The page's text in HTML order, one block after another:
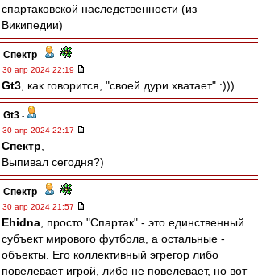
спартаковской наследственности (из
Википедии)
Спектр -
30 апр 2024 22:19
Gt3 , как говорится, "своей дури хватает" :)))
Gt3 -
30 апр 2024 22:17
Спектр
Выпивал сегодня?)
Спектр -
30 апр 2024 21:57
Ehidna , просто "Спартак" - это единственный
субъект мирового футбола, а остальные -
объекты. Его коллективный эгрегор либо
повелевает игрой, либо не повелевает, но вот